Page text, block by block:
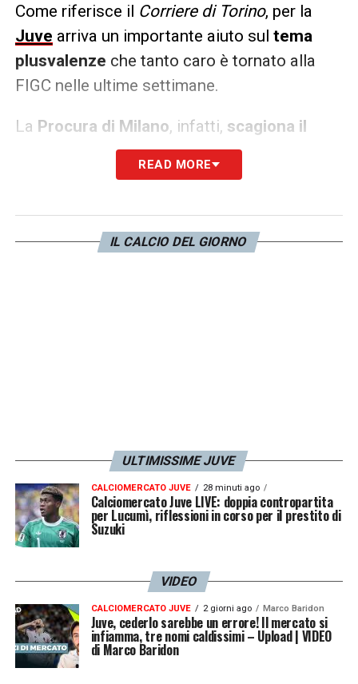
Come riferisce il Corriere di Torino, per la
Juve arriva un importante aiuto sul tema
plusvalenze che tanto caro è tornato alla
FIGC nelle ultime settimane.
La Procura di Milano, infatti, scagiona il
sistema plusvalenze nel calcio
decisioni dei magistrati del luglio del 2022
di archiviazione di un procedimento a carico
READ MORE
IL CALCIO DEL GIORNO
ULTIMISSIME JUVE
CALCIOMERCATO JUVE 28 minuti ago
Calciomercato Juve LIVE: doppia contropartita
per Lucumì, riflessioni in corso per il prestito di
Suzuki
VIDEO
CALCIOMERCATO JUVE 2 giorni ago Marco Baridon
Juve, cederlo sarebbe un errore! Il mercato si
infiamma, tre nomi caldissimi – Upload | VIDEO
di Marco Baridon